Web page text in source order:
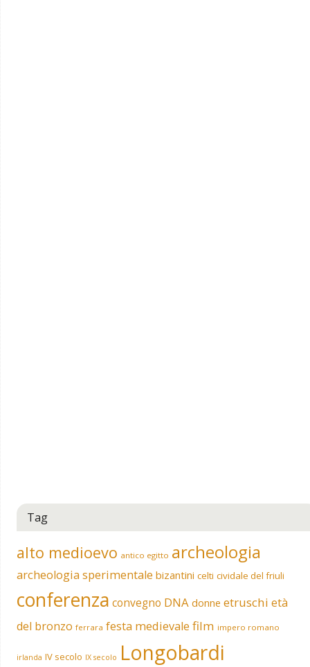
Tag
alto medioevo antico egitto archeologia
archeologia sperimentale bizantini celti cividale del friuli
conferenza convegno DNA donne etruschi età
del bronzo ferrara festa medievale film impero romano
irlanda IV secolo IX secolo Longobardi